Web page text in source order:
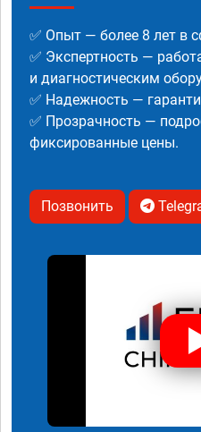
✅ Опыт — более 8 лет в
✅ Экспертность —
и диагностическим
✅ Надежность —
✅ Прозрачность —
фиксированные цены.
Позвонить